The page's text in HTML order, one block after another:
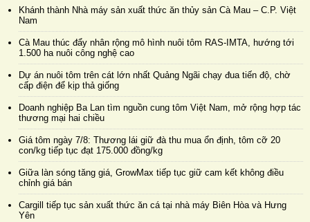
Khánh thành Nhà máy sản xuất thức ăn thủy sản Cà Mau – C.P. Việt
Nam
Cà Mau thúc đẩy nhân rộng mô hình nuôi tôm RAS-IMTA, hướng tới
1.500 ha nuôi công nghệ cao
Dự án nuôi tôm trên cát lớn nhất Quảng Ngãi chạy đua tiến độ, chờ
cấp điện để kịp thả giống
Doanh nghiệp Ba Lan tìm nguồn cung tôm Việt Nam, mở rộng hợp tác
thương mại hai chiều
Giá tôm ngày 7/8: Thương lái giữ đà thu mua ổn định, tôm cỡ 20
con/kg tiếp tục đạt 175.000 đồng/kg
Giữa làn sóng tăng giá, GrowMax tiếp tục giữ cam kết không điều
chỉnh giá bán
Cargill tiếp tục sản xuất thức ăn cá tại nhà máy Biên Hòa và Hưng
Yên